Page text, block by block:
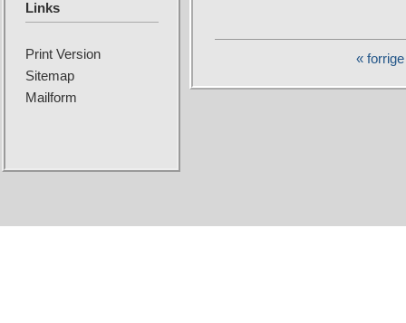
Links
Print Version
Sitemap
Mailform
« forrige